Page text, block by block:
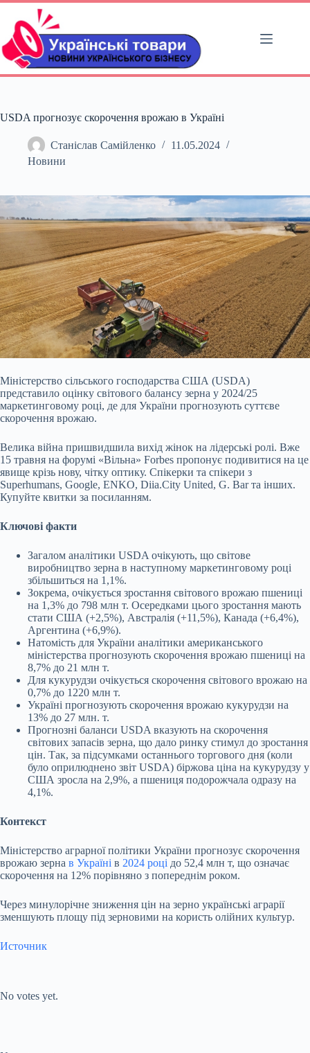
Перейти
вмісту
USDA прогнозує скорочення врожаю в Україні
Станіслав Самійленко
11.05.2024
Новини
Міністерство сільського господарства США (USDA)
представило оцінку світового балансу зерна у 2024/25
маркетинговому році, де для України прогнозують суттєве
скорочення врожаю.
Велика війна пришвидшила вихід жінок на лідерські ролі. Вже
15 травня на форумі «Вільна» Forbes пропонує подивитися на це
явище крізь нову, чітку оптику. Спікерки та спікери з
Superhumans, Google, ENKO, Diia.City United, G. Bar та інших.
Купуйте квитки за посиланням.
Ключові факти
Загалом аналітики USDA очікують, що світове
виробництво зерна в наступному маркетинговому році
збільшиться на 1,1%.
Зокрема, очікується зростання світового врожаю пшениці
на 1,3% до 798 млн т. Осередками цього зростання мають
стати США (+2,5%), Австралія (+11,5%), Канада (+6,4%),
Аргентина (+6,9%).
Натомість для України аналітики американського
міністерства прогнозують скорочення врожаю пшениці на
8,7% до 21 млн т.
Для кукурудзи очікується скорочення світового врожаю на
0,7% до 1220 млн т.
Україні прогнозують скорочення врожаю кукурудзи на
13% до 27 млн. т.
Прогнозні баланси USDA вказують на скорочення
світових запасів зерна, що дало ринку стимул до зростання
цін. Так, за підсумками останнього торгового дня (коли
було оприлюднено звіт USDA) біржова ціна на кукурудзу у
США зросла на 2,9%, а пшениця подорожчала одразу на
4,1%.
Контекст
Міністерство аграрної політики України прогнозує скорочення
врожаю зерна в Україні в 2024 році до 52,4 млн т, що означає
скорочення на 12% порівняно з попереднім роком.
Через минулорічне зниження цін на зерно українські аграрії
зменшують площу під зерновими на користь олійних культур.
Источник
No votes yet.